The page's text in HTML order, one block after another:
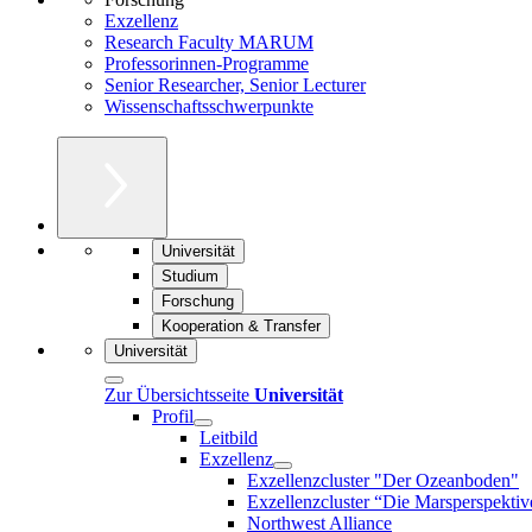
Exzellenz
Research Faculty MARUM
Professorinnen-Programme
Senior Researcher, Senior Lecturer
Wissenschaftsschwerpunkte
Universität
Studium
Forschung
Kooperation & Transfer
Universität
Zur Übersichtsseite Universität
Profil
Leitbild
Exzellenz
Exzellenzcluster "Der Ozeanboden"
Exzellenzcluster “Die
Northwest Alliance